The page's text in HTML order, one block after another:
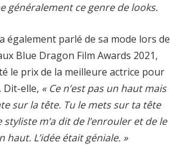
généralement ce genre de looks.
également parlé de sa mode lors de
Blue Dragon Film Awards 2021,
le prix de la meilleure actrice pour
Dit-elle, « Ce n’est pas un haut mais
sur la tête. Tu le mets sur ta tête
styliste m’a dit de l’enrouler et de le
L’idée était géniale. »